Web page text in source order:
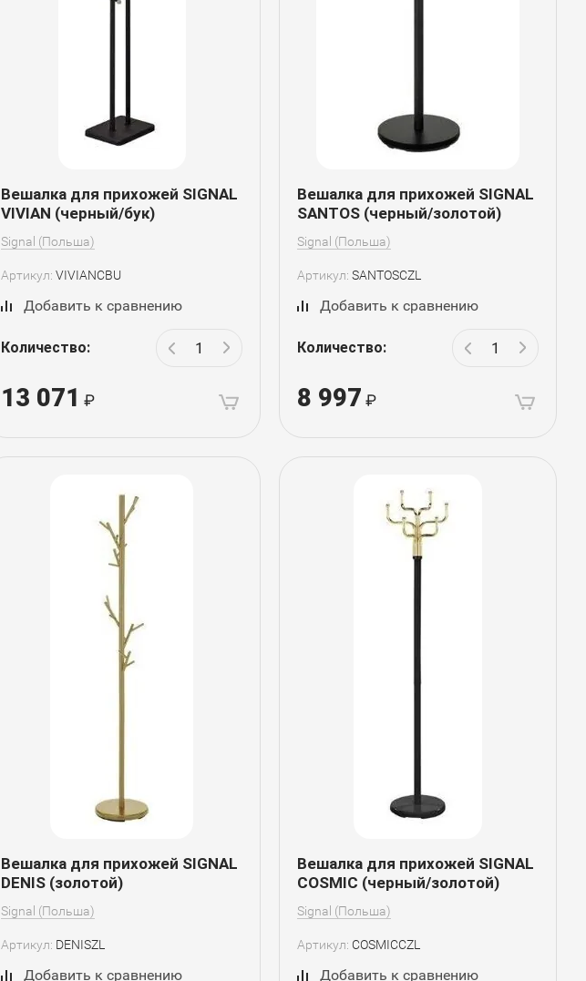
Вешалка для прихожей SIGNAL
VIVIAN (черный/бук)
Signal (Польша)
Артикул: VIVIANCBU
Добавить к сравнению
Количество:
13 071
Вешалка для прихожей SIGNAL
SANTOS (черный/золотой)
Signal (Польша)
Артикул: SANTOSCZL
Добавить к сравнению
Количество:
8 997
Вешалка для прихожей SIGNAL
DENIS (золотой)
Signal (Польша)
Артикул: DENISZL
Добавить к сравнению
Вешалка для прихожей SIGNAL
COSMIC (черный/золотой)
Signal (Польша)
Артикул: COSMICCZL
Добавить к сравнению